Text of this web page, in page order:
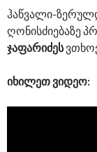
ჰაწვალი-
ღონისძიებაზე
ჯაფარიძეს
იხილეთ ვიდეო: